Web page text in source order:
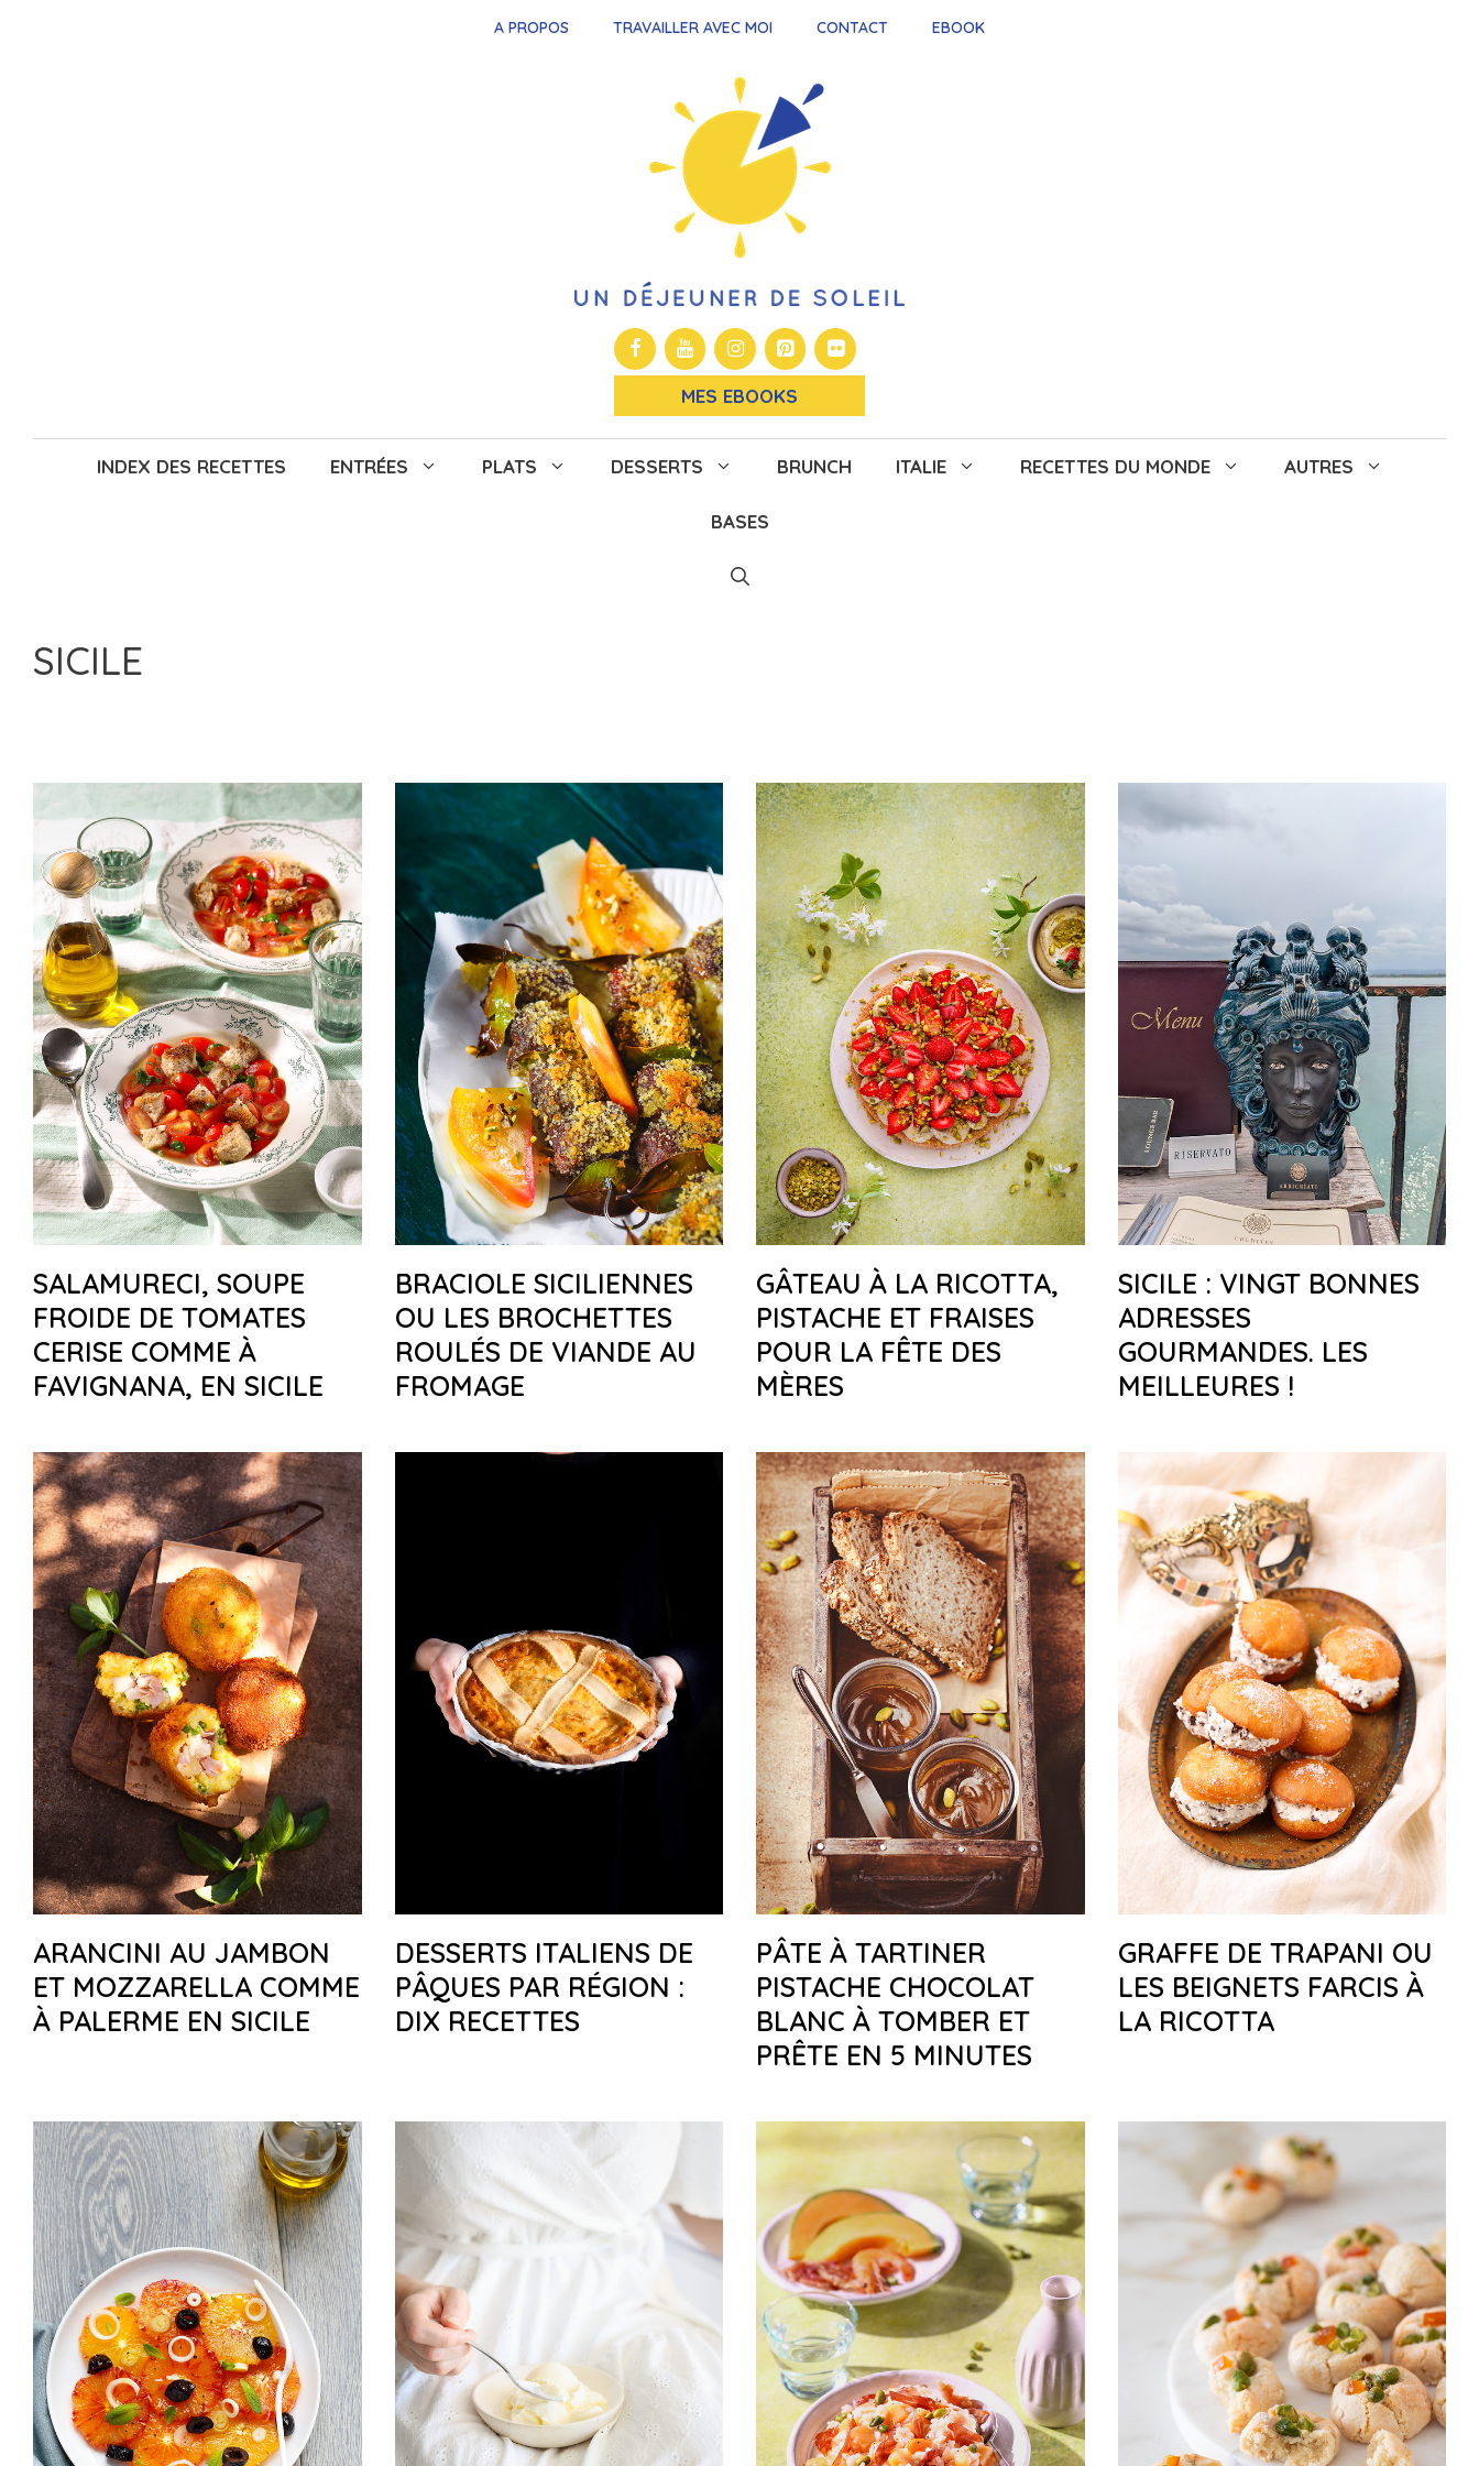
A PROPOS TRAVAILLER AVEC MOI CONTACT EBOOK
MES EBOOKS
INDEX DES RECETTES ENTRÉES PLATS DESSERTS BRUNCH ITALIE RECETTES DU MONDE AUTRES
BASES
SICILE
SALAMURECI, SOUPE
FROIDE DE TOMATES
CERISE COMME À
FAVIGNANA, EN SICILE
BRACIOLE SICILIENNES
OU LES BROCHETTES
ROULÉS DE VIANDE AU
FROMAGE
GÂTEAU À LA RICOTTA,
PISTACHE ET FRAISES
POUR LA FÊTE DES
MÈRES
SICILE : VINGT BONNES
ADRESSES
GOURMANDES. LES
MEILLEURES !
ARANCINI AU JAMBON
ET MOZZARELLA COMME
À PALERME EN SICILE
DESSERTS ITALIENS DE
PÂQUES PAR RÉGION :
DIX RECETTES
PÂTE À TARTINER
PISTACHE CHOCOLAT
BLANC À TOMBER ET
PRÊTE EN 5 MINUTES
GRAFFE DE TRAPANI OU
LES BEIGNETS FARCIS À
LA RICOTTA